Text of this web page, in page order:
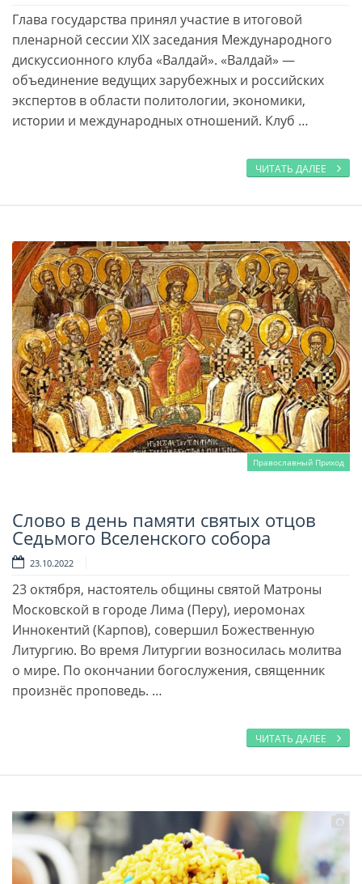
Глава государства принял участие в итоговой
пленарной сессии XIX заседания Международного
дискуссионного клуба «Валдай». «Валдай» —
объединение ведущих зарубежных и российских
экспертов в области политологии, экономики,
истории и международных отношений. Клуб …
ЧИТАТЬ ДАЛЕЕ
Православный Приход
Читать далее
Слово в день памяти святых отцов
Седьмого Вселенского собора
23.10.2022
23 октября, настоятель общины святой Матроны
Московской в городе Лима (Перу), иеромонах
Иннокентий (Карпов), совершил Божественную
Литургию. Во время Литургии возносилась молитва
о мире. По окончании богослужения, священник
произнёс проповедь. …
ЧИТАТЬ ДАЛЕЕ